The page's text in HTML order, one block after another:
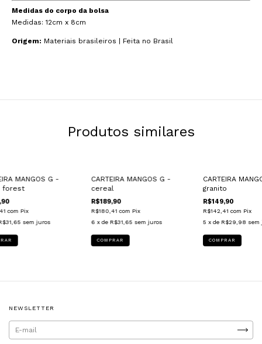
Medidas do corpo da bolsa
Medidas: 12cm x 8cm
Origem: Materiais brasileiros | Feita no Brasil
Produtos similares
MANGOS G -
forest
com Pix
sem juros
CARTEIRA MANGOS G -
cereal
R$189,90
R$180,41com Pix
6 x de R$31,65 sem juros
CARTEIRA
granito
R$149,90
R$142,41 com Pix
5 x de R$29,98 sem
NEWSLETTER